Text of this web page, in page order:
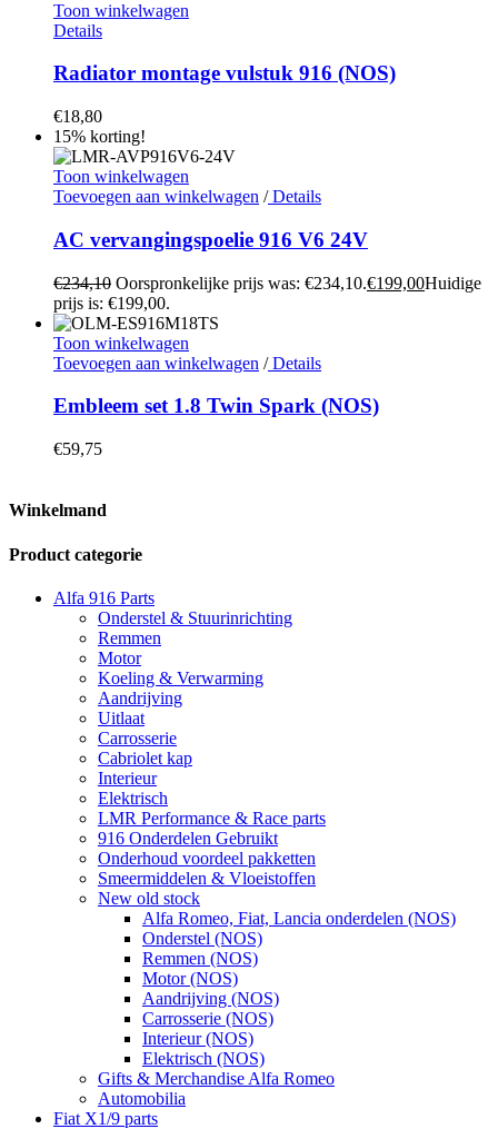
Toon winkelwagen
Details
Radiator montage vulstuk 916 (NOS)
€18,80
15% korting!
Toon winkelwagen
Toevoegen aan winkelwagen /Details
AC vervangingspoelie 916 V6 24V
€234,10 Oorspronkelijke prijs was: €234,10.€199,00Huidige
prijs is: €199,00.
Toon winkelwagen
Toevoegen aan winkelwagen /Details
Embleem set 1.8 Twin Spark (NOS)
€59,75
Winkelmand
Product categorie
Alfa 916 Parts
Onderstel & Stuurinrichting
Remmen
Motor
Koeling & Verwarming
Aandrijving
Uitlaat
Carrosserie
Cabriolet kap
Interieur
Elektrisch
LMR Performance & Race parts
916 Onderdelen Gebruikt
Onderhoud voordeel pakketten
Smeermiddelen & Vloeistoffen
New old stock
Alfa Romeo, Fiat, Lancia onderdelen (NOS)
Onderstel (NOS)
Remmen (NOS)
Motor (NOS)
Aandrijving (NOS)
Carrosserie (NOS)
Interieur (NOS)
Elektrisch (NOS)
Gifts & Merchandise Alfa Romeo
Automobilia
Fiat X1/9 parts